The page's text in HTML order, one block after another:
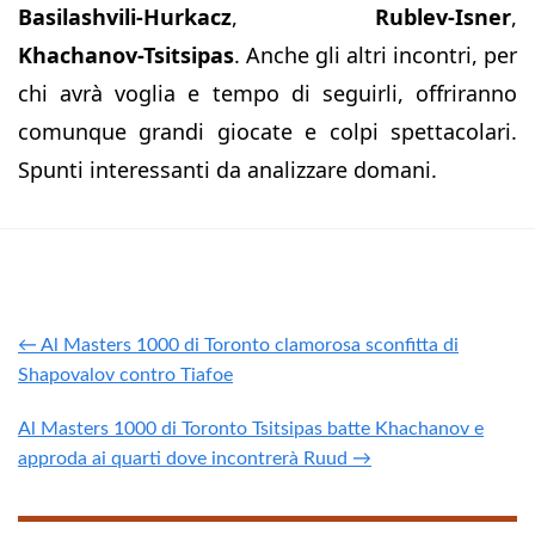
Basilashvili-Hurkacz, Rublev-Isner,
Khachanov-Tsitsipas. Anche gli altri incontri, per
chi avrà voglia e tempo di seguirli, offriranno
comunque grandi giocate e colpi spettacolari.
Spunti interessanti da analizzare domani.
← Al Masters 1000 di Toronto clamorosa sconfitta di
Shapovalov contro Tiafoe
Al Masters 1000 di Toronto Tsitsipas batte Khachanov e
approda ai quarti dove incontrerà Ruud →